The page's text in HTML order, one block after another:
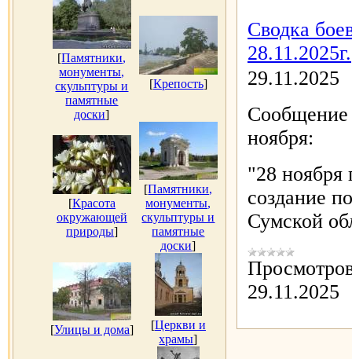
[Памятники,
монументы,
скульптуры и
памятные
доски]
[Крепость]
[Красота
окружающей
природы]
[Памятники,
монументы,
скульптуры и
памятные
доски]
[Улицы и дома] [Церкви и
храмы]
Сводка
28.11.2025г.
29.11.2025
Сообщение
ноября:
"28 ноября
создание
Сумской
29.11.2025